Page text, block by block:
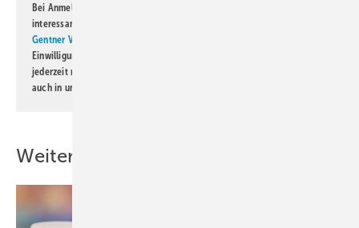
Bei Anmeldung zu diesem Newsletter bin ich damit einverstanden, über
interessante Verlags- und Online-Angebote
Gentner Verlag GmbH & Co. KG
Einwilligung kann ich jederzeit widerrufen und eine Abmeldung ist
jederzeit möglich. Informationen zum Umgang mit Daten finden Sie
auch in unserer
Weitere Inhalte